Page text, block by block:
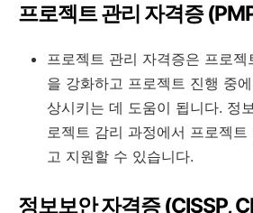
프로젝트 관리 자격증
프로젝트 관리 자격증은 프로
을 강화하고 프로젝트 진행 중
상시키는 데 도움이 됩니다. 정
로젝트 감리 과정에서 프로젝
고 지원할 수 있습니다.
정보보안 자격증 (CISSP,